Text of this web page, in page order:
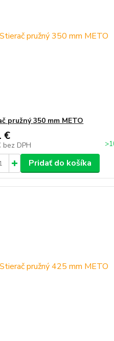
pružný 350 mm METO
€
bez DPH
Pridať do košíka